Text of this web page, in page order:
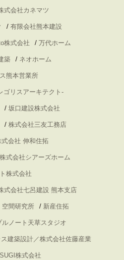
式会社カネマツ
/ 有限会社熊本建設
株式会社 / 万代ホーム
築 / ネオホーム
熊本営業所
ゴリスアーキテクト-
/ 坂口建設株式会社
/ 株式会社三友工務店
会社 伸和住拓
式会社シアーズホーム
株式会社
式会社七呂建設 熊本支店
空間研究所 / 新産住拓
ルノート天草スタジオ
建築設計／株式会社佐藤産業
株式会社